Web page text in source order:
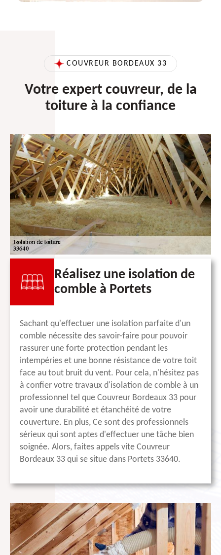
COUVREUR BORDEAUX 33
Votre expert couvreur, de la
toiture à la confiance
Réalisez une isolation de
comble à Portets
Sachant qu'effectuer une isolation parfaite d'un
comble nécessite des savoir-faire pour pouvoir
rassurer une forte protection pendant les
intempéries et une bonne résistance de votre toit
face au tout bruit du vent. Pour cela, n'hésitez pas
à confier votre travaux d'isolation de comble à un
professionnel tel que Couvreur Bordeaux 33 pour
avoir une durabilité et étanchéité de votre
couverture. En plus, Ce sont des professionnels
sérieux qui sont aptes d'effectuer une tâche bien
soignée. Alors, faites appels vite Couvreur
Bordeaux 33 qui se situe dans Portets 33640.